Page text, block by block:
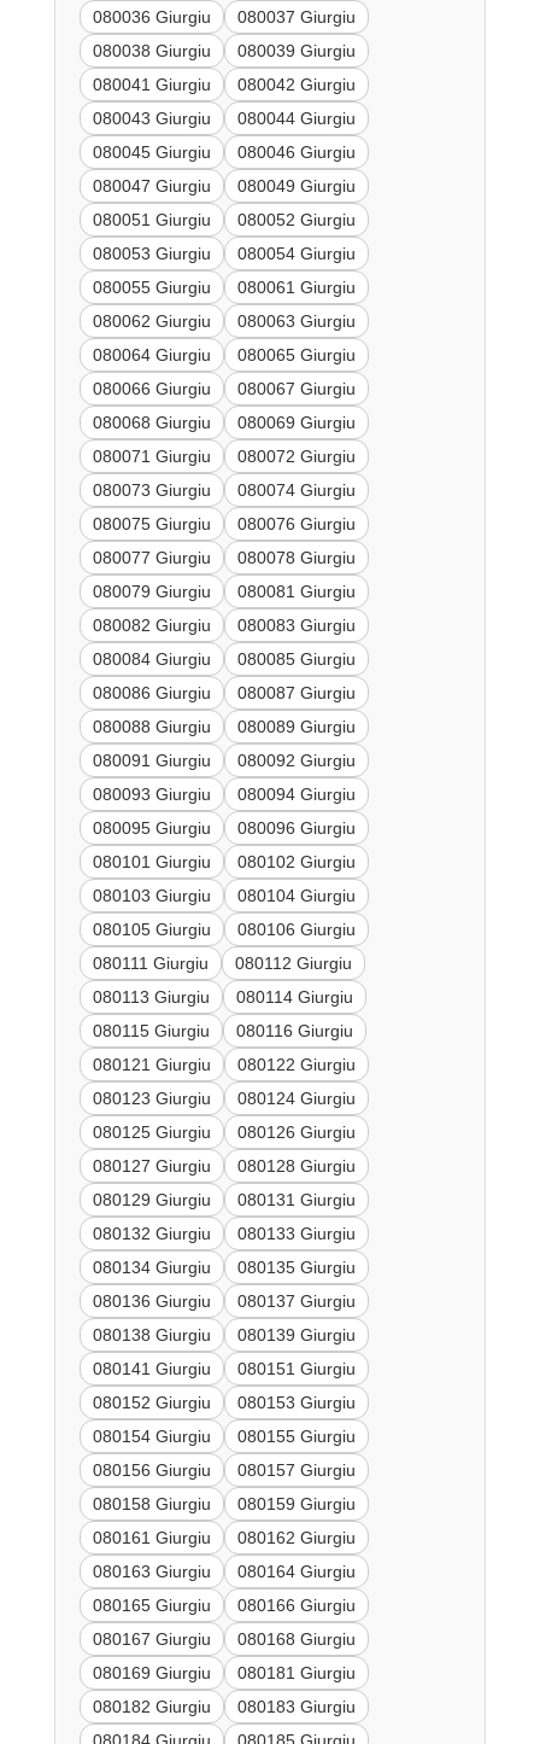
080036 Giurgiu
080037 Giurgiu
080038 Giurgiu
080039 Giurgiu
080041 Giurgiu
080042 Giurgiu
080043 Giurgiu
080044 Giurgiu
080045 Giurgiu
080046 Giurgiu
080047 Giurgiu
080049 Giurgiu
080051 Giurgiu
080052 Giurgiu
080053 Giurgiu
080054 Giurgiu
080055 Giurgiu
080061 Giurgiu
080062 Giurgiu
080063 Giurgiu
080064 Giurgiu
080065 Giurgiu
080066 Giurgiu
080067 Giurgiu
080068 Giurgiu
080069 Giurgiu
080071 Giurgiu
080072 Giurgiu
080073 Giurgiu
080074 Giurgiu
080075 Giurgiu
080076 Giurgiu
080077 Giurgiu
080078 Giurgiu
080079 Giurgiu
080081 Giurgiu
080082 Giurgiu
080083 Giurgiu
080084 Giurgiu
080085 Giurgiu
080086 Giurgiu
080087 Giurgiu
080088 Giurgiu
080089 Giurgiu
080091 Giurgiu
080092 Giurgiu
080093 Giurgiu
080094 Giurgiu
080095 Giurgiu
080096 Giurgiu
080101 Giurgiu
080102 Giurgiu
080103 Giurgiu
080104 Giurgiu
080105 Giurgiu
080106 Giurgiu
080111 Giurgiu
080112 Giurgiu
080113 Giurgiu
080114 Giurgiu
080115 Giurgiu
080116 Giurgiu
080121 Giurgiu
080122 Giurgiu
080123 Giurgiu
080124 Giurgiu
080125 Giurgiu
080126 Giurgiu
080127 Giurgiu
080128 Giurgiu
080129 Giurgiu
080131 Giurgiu
080132 Giurgiu
080133 Giurgiu
080134 Giurgiu
080135 Giurgiu
080136 Giurgiu
080137 Giurgiu
080138 Giurgiu
080139 Giurgiu
080141 Giurgiu
080151 Giurgiu
080152 Giurgiu
080153 Giurgiu
080154 Giurgiu
080155 Giurgiu
080156 Giurgiu
080157 Giurgiu
080158 Giurgiu
080159 Giurgiu
080161 Giurgiu
080162 Giurgiu
080163 Giurgiu
080164 Giurgiu
080165 Giurgiu
080166 Giurgiu
080167 Giurgiu
080168 Giurgiu
080169 Giurgiu
080181 Giurgiu
080182 Giurgiu
080183 Giurgiu